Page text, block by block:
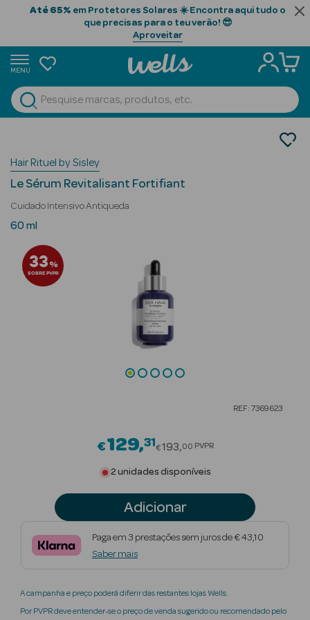
Até 65% em Protetores Solares ☀️ Encontra aqui tudo o
que precisas para o teu verão! 😎
Aproveitar
MENU
Ver Tudo
Beauty Season
Cabelo
Beauty Season
Beauty Season
Cosmética
Beauty Season
Beauty Season
Beauty Season
Beauty Season
Séruns
Hair Rituel by Sisley
Le Sérum Revitalisant Fortifiant
Cuidado Intensivo Antiqueda
60 ml
33%
SOBRE PVPR
REF: 7369623
€129 31Price reduced from
€193 00 PVPR
2 unidades disponíveis
Adicionar
Paga em 3 prestações sem juros de € 43,10
Saber mais
A campanha e preço poderá diferir das restantes lojas Wells.
Por PVPR deve entender-se o preço de venda sugerido ou recomendado pelo